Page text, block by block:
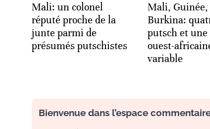
Mali: un colonel
réputé proche de la
junte parmi de
présumés putschistes
Mali, Guinée,
Burkina:
putsch et
ouest-
variable
Bienvenue dans l’espace